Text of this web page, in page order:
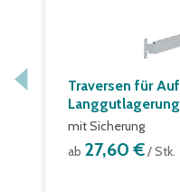
Traversen für
Langgutlagerung
mit Sicherung
ab 27,60 €/ Stk.